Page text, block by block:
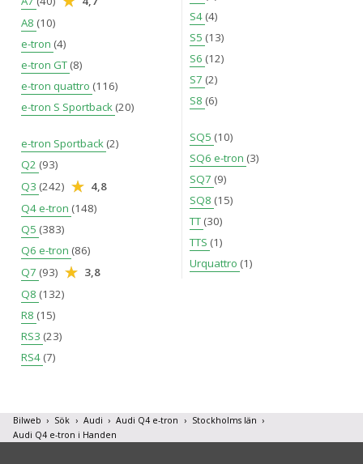
A8 (10)
e-tron (4)
e-tron GT (8)
e-tron quattro (116)
e-tron S Sportback (20)
e-tron Sportback (2)
Q2 (93)
Q3 (242)
4,8
Q4 e-tron (148)
Q5 (383)
Q6 e-tron (86)
Q7 (93)
3,8
Q8 (132)
R8 (15)
RS3 (23)
RS4 (7)
S4 (4)
S5 (13)
S6 (12)
S7 (2)
S8 (6)
SQ5 (10)
SQ6 e-tron (3)
SQ7 (9)
SQ8 (15)
TT (30)
TTS (1)
Urquattro (1)
Bilweb Sök Audi Audi Q4 e-tron
Stockholms län
Audi Q4 e-tron i Handen